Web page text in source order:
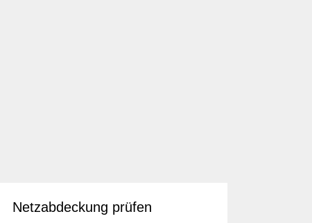
Netzabdeckung prüfen